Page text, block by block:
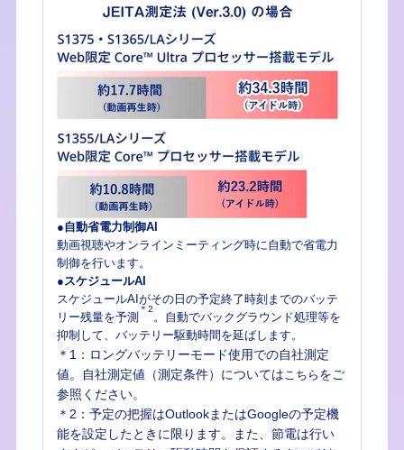
●自動省電力制御AI
動画視聴やオンラインミーティング時に自動で省電力
制御を行います。
●スケジュールAI
スケジュールAIがその日の予定終了時刻までのバッテ
リー残量を予測
＊2
。自動でバックグラウンド処理等を
抑制して、バッテリー駆動時間を延ばします。
＊1：ロングバッテリーモード使用での自社測定
値。自社測定値（測定条件）については こちら をご
参照ください。
＊2：予定の把握はOutlookまたはGoogleの予定機
能を設定したときに限ります。また、節電は行い